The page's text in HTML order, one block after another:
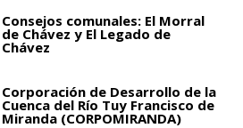
Consejos comunales: El Morral
de Chávez y El Legado de
Chávez
Corporación de Desarrollo de la
Cuenca del Río Tuy Francisco de
Miranda (CORPOMIRANDA)